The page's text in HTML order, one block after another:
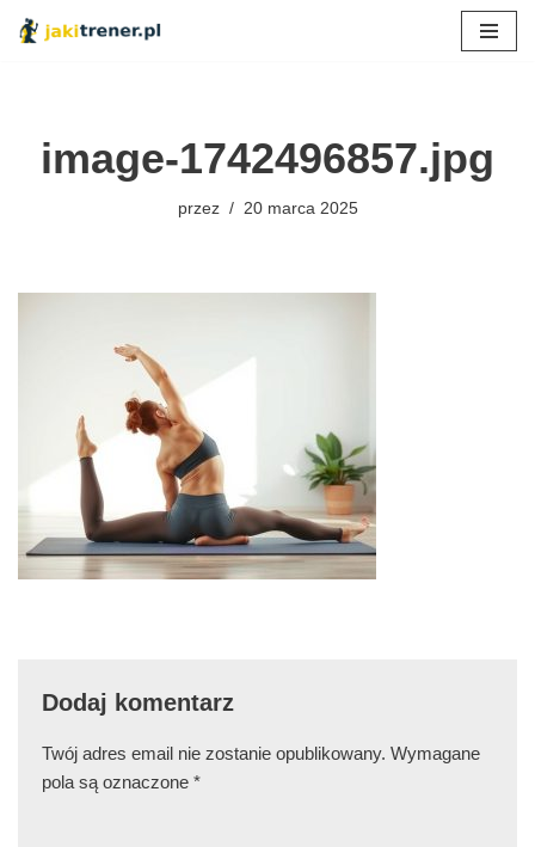
image-1742496857.jpg
przez 20 marca 2025
Dodaj komentarz
Twój adres email nie zostanie opublikowany. Wymagane
pola są oznaczone *